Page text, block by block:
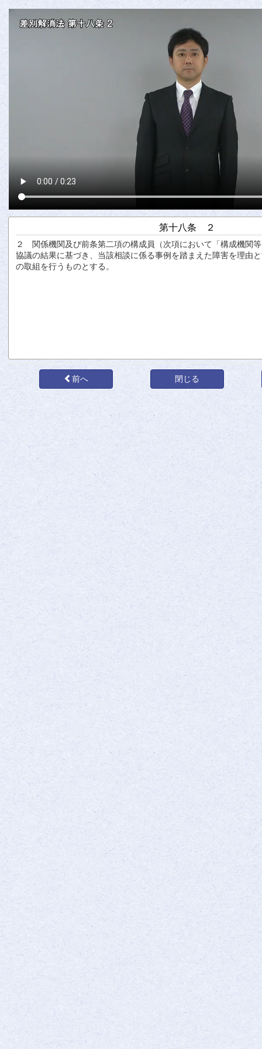
第十八条 ２
２ 関係機関及び前条第二項の構成員 （次項において「構成機関等
協議の結果に基づき、 当該相談に係る事例 を踏まえた障害を理由
の取組を行うものとする。
前へ 閉じる